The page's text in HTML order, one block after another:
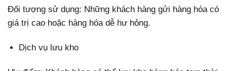
Đối tượng sử dụng: Những khách hàng gửi hàng hóa có
giá trị cao hoặc hàng hóa dễ hư hỏng.
Dịch vụ lưu kho